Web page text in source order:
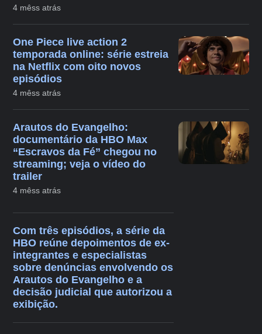
4 mêss atrás
One Piece live action 2
temporada online: série estreia
na Netflix com oito novos
episódios
4 mêss atrás
Arautos do Evangelho:
documentário da HBO Max
“Escravos da Fé” chegou no
streaming; veja o vídeo do
trailer
4 mêss atrás
Com três episódios, a série da
HBO reúne depoimentos de ex-
integrantes e especialistas
sobre denúncias envolvendo os
Arautos do Evangelho e a
decisão judicial que autorizou a
exibição.